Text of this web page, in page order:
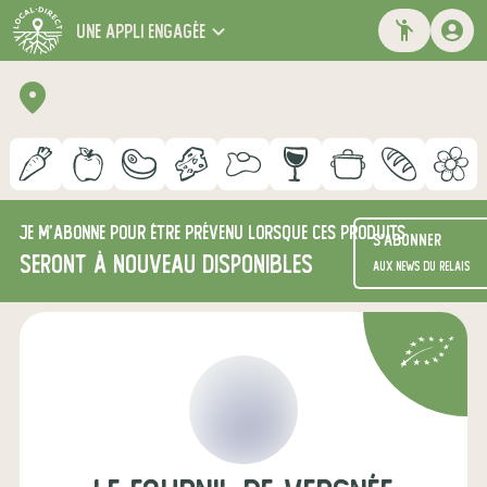
une appli engagée
Je m'abonne pour être prévenu lorsque ces produits
seront à nouveau disponibles
S'abonner
aux news du relais